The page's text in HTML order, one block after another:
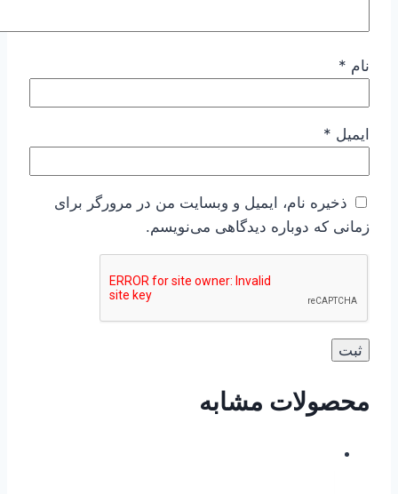
نام *
ایمیل *
ذخیره نام، ایمیل و وبسایت من در مرورگر برای
زمانی که دوباره دیدگاهی می‌نویسم.
محصولات مشابه